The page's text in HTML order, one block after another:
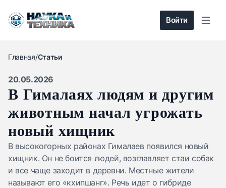
Войти
Главная/Статьи
20.05.2026
В Гималаях людям и другим
животным начал угрожать
новый хищник
В высокогорных районах Гималаев появился новый
хищник. Он не боится людей, возглавляет стаи собак
и все чаще заходит в деревни. Местные жители
называют его «кхипшанг». Речь идет о гибриде